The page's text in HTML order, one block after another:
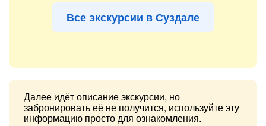
Все экскурсии в Суздале
Далее идёт описание экскурсии, но
забронировать её не получится, используйте эту
информацию просто для ознакомления.